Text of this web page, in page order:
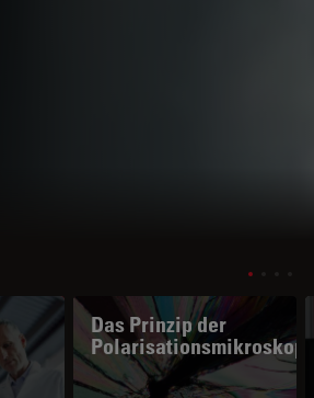
Das Prinzip der